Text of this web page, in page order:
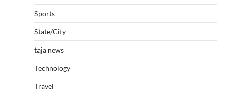
Sports
State/City
taja news
Technology
Travel